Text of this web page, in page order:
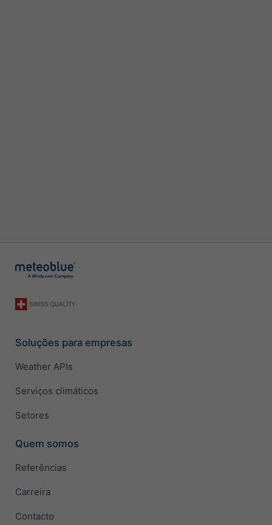
Soluções para empresas
Weather APIs
Serviços climáticos
Setores
Quem somos
Referências
Carreira
Contacto